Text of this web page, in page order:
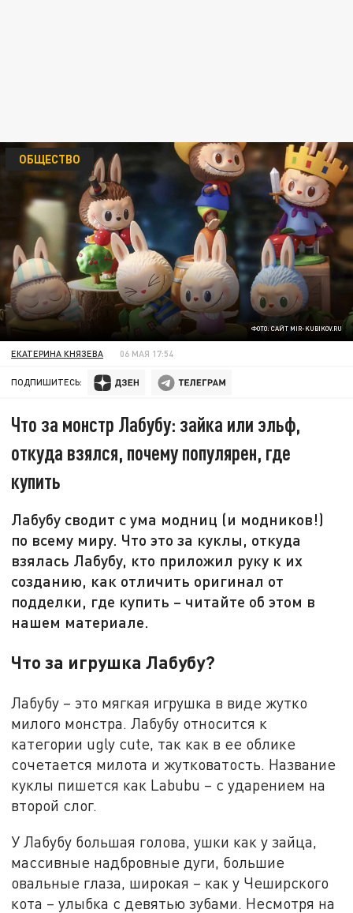
ФОТО: САЙТ MIR-KUBIKOV.RU
ОБЩЕСТВО
ЕКАТЕРИНА КНЯЗЕВА 06 МАЯ 17:54
ПОДПИШИТЕСЬ:
Что за монстр Лабубу: зайка или эльф,
откуда взялся, почему популярен, где
купить
Лабубу сводит с ума модниц (и модников!)
по всему миру. Что это за куклы, откуда
взялась Лабубу, кто приложил руку к их
созданию, как отличить оригинал от
подделки, где купить – читайте об этом в
нашем материале.
Что за игрушка Лабубу?
Лабубу – это мягкая игрушка в виде жутко
милого монстра. Лабубу относится к
категории ugly cute, так как в ее облике
сочетается милота и жутковатость. Название
куклы пишется как Labubu – с ударением на
второй слог.
У Лабубу большая голова, ушки как у зайца,
массивные надбровные дуги, большие
овальные глаза, широкая – как у Чеширского
кота – улыбка с девятью зубами. Несмотря на